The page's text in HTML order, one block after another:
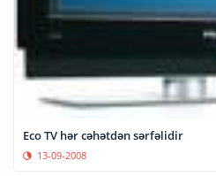
Eco TV hər cəhətdən sərfəlidir
13-09-2008